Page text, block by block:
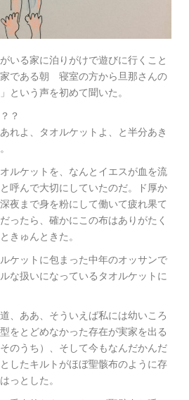
いる家に泊りがけで遊びに行くこと
である朝 寝室の方から旦那さんの
という声を初めて聞いた。
？
れよ、タオルケットよ、と半分あき
ルケットを、なんとイエスが血を流
呼んで大切にしていたのだ。ド厚か
夜まで身を粉にして働いて疲れ果て
ったら、確かにこの布はありがたく
きゅんときた。
ケットに包まった中年のオッサンで
な扱いになっているタオルケットに
、ああ、そういえば私には幼いころ
をとどめなかった存在が実家を出る
のうち）、そして今もなんだかんだ
したキルトがほぼ聖骸布のように存
っとした。